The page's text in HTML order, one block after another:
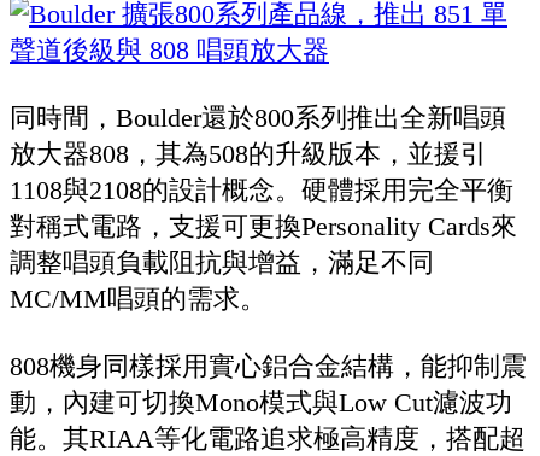
同時間，Boulder還於800系列推出全新唱頭
放大器808，其為508的升級版本，並援引
1108與2108的設計概念。硬體採用完全平衡
對稱式電路，支援可更換Personality Cards來
調整唱頭負載阻抗與增益，滿足不同
MC/MM唱頭的需求。
808機身同樣採用實心鋁合金結構，能抑制震
動，內建可切換Mono模式與Low Cut濾波功
能。其RIAA等化電路追求極高精度，搭配超